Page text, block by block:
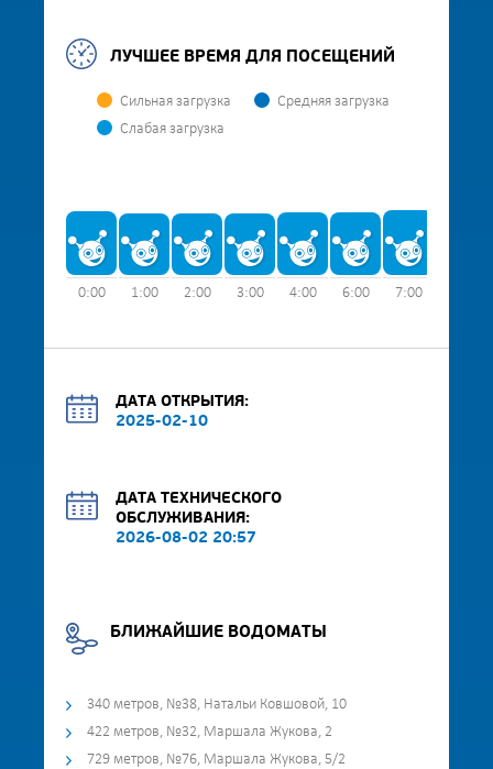
ЛУЧШЕЕ ВРЕМЯ ДЛЯ ПОСЕЩЕНИЙ
Сильная загрузка
Средняя загрузка
Слабая загрузка
0:00 1:00 2:00 3:00 4:00 6:00 7:00
ДАТА ОТКРЫТИЯ:
2025-02-10
ДАТА ТЕХНИЧЕСКОГО
ОБСЛУЖИВАНИЯ:
2026-08-02 20:57
БЛИЖАЙШИЕ ВОДОМАТЫ
340 метров, №38, Натальи Ковшовой, 10
422 метров, №32, Маршала Жукова, 2
729 метров, №76, Маршала Жукова, 5/2